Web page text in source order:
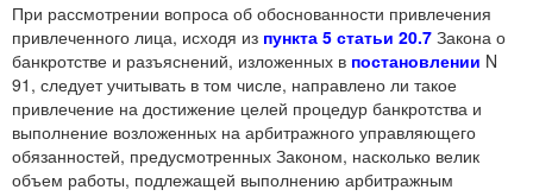
При рассмотрении вопроса об обоснованности привлечения
привлеченного лица, исходя из пункта 5 статьи 20.7 Закона о
банкротстве и разъяснений, изложенных в постановлении N
91, следует учитывать в том числе, направлено ли такое
привлечение на достижение целей процедур банкротства и
выполнение возложенных на арбитражного управляющего
обязанностей, предусмотренных Законом, насколько велик
объем работы, подлежащей выполнению арбитражным